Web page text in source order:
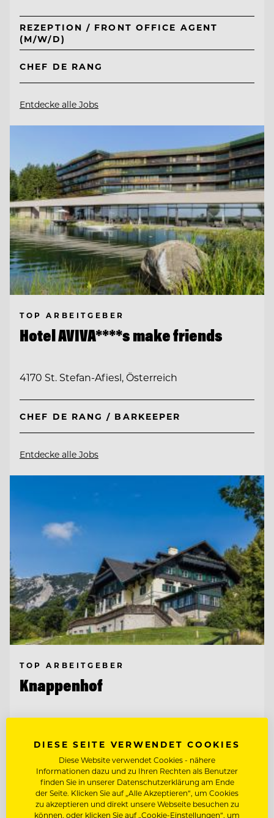
REZEPTION / FRONT OFFICE AGENT
(M/W/D)
CHEF DE RANG
Entdecke alle Jobs
TOP ARBEITGEBER
Hotel AVIVA****s make friends
4170 St. Stefan-Afiesl, Österreich
CHEF DE RANG / BARKEEPER
Entdecke alle Jobs
TOP ARBEITGEBER
Knappenhof
WIRTSHAUSKÜCHE & FINE DINING
CHEF DE RANG (M/W/D) AM KNAPPENHOF
DIESE SEITE VERWENDET COOKIES
Diese Website verwendet Cookies - nähere
Informationen dazu und zu Ihren Rechten als Benutzer
finden Sie in unserer Datenschutzerklärung am Ende
der Seite. Klicken Sie auf „Alle Akzeptieren“, um Cookies
zu akzeptieren und direkt unsere Webseite besuchen zu
können, oder klicken Sie auf „Cookie-Einstellungen“, um